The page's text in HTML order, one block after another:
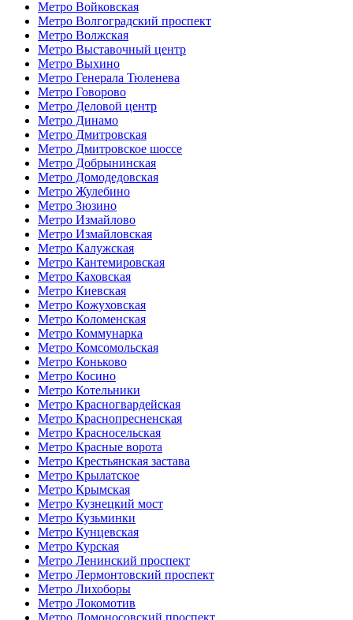
Метро Войковская
Метро Волгоградский проспект
Метро Волжская
Метро Выставочный центр
Метро Выхино
Метро Генерала Тюленева
Метро Говорово
Метро Деловой центр
Метро Динамо
Метро Дмитровская
Метро Дмитровское шоссе
Метро Добрынинская
Метро Домодедовская
Метро Жулебино
Метро Зюзино
Метро Измайлово
Метро Измайловская
Метро Калужская
Метро Кантемировская
Метро Каховская
Метро Киевская
Метро Кожуховская
Метро Коломенская
Метро Коммунарка
Метро Комсомольская
Метро Коньково
Метро Косино
Метро Котельники
Метро Красногвардейская
Метро Краснопресненская
Метро Красносельская
Метро Красные ворота
Метро Крестьянская застава
Метро Крылатское
Метро Крымская
Метро Кузнецкий мост
Метро Кузьминки
Метро Кунцевская
Метро Курская
Метро Ленинский проспект
Метро Лермонтовский проспект
Метро Лихоборы
Метро Локомотив
Метро Ломоносовский проспект